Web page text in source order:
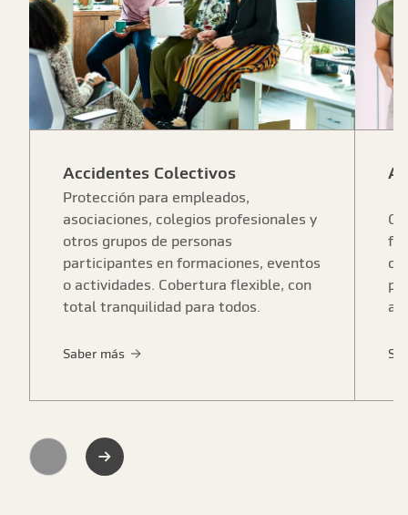
Accidentes Colectivos
Protección para empleados,
asociaciones, colegios profesionales y
otros grupos de personas
participantes en formaciones, eventos
o actividades. Cobertura flexible, con
total tranquilidad para todos.
Saber más
Previous Next